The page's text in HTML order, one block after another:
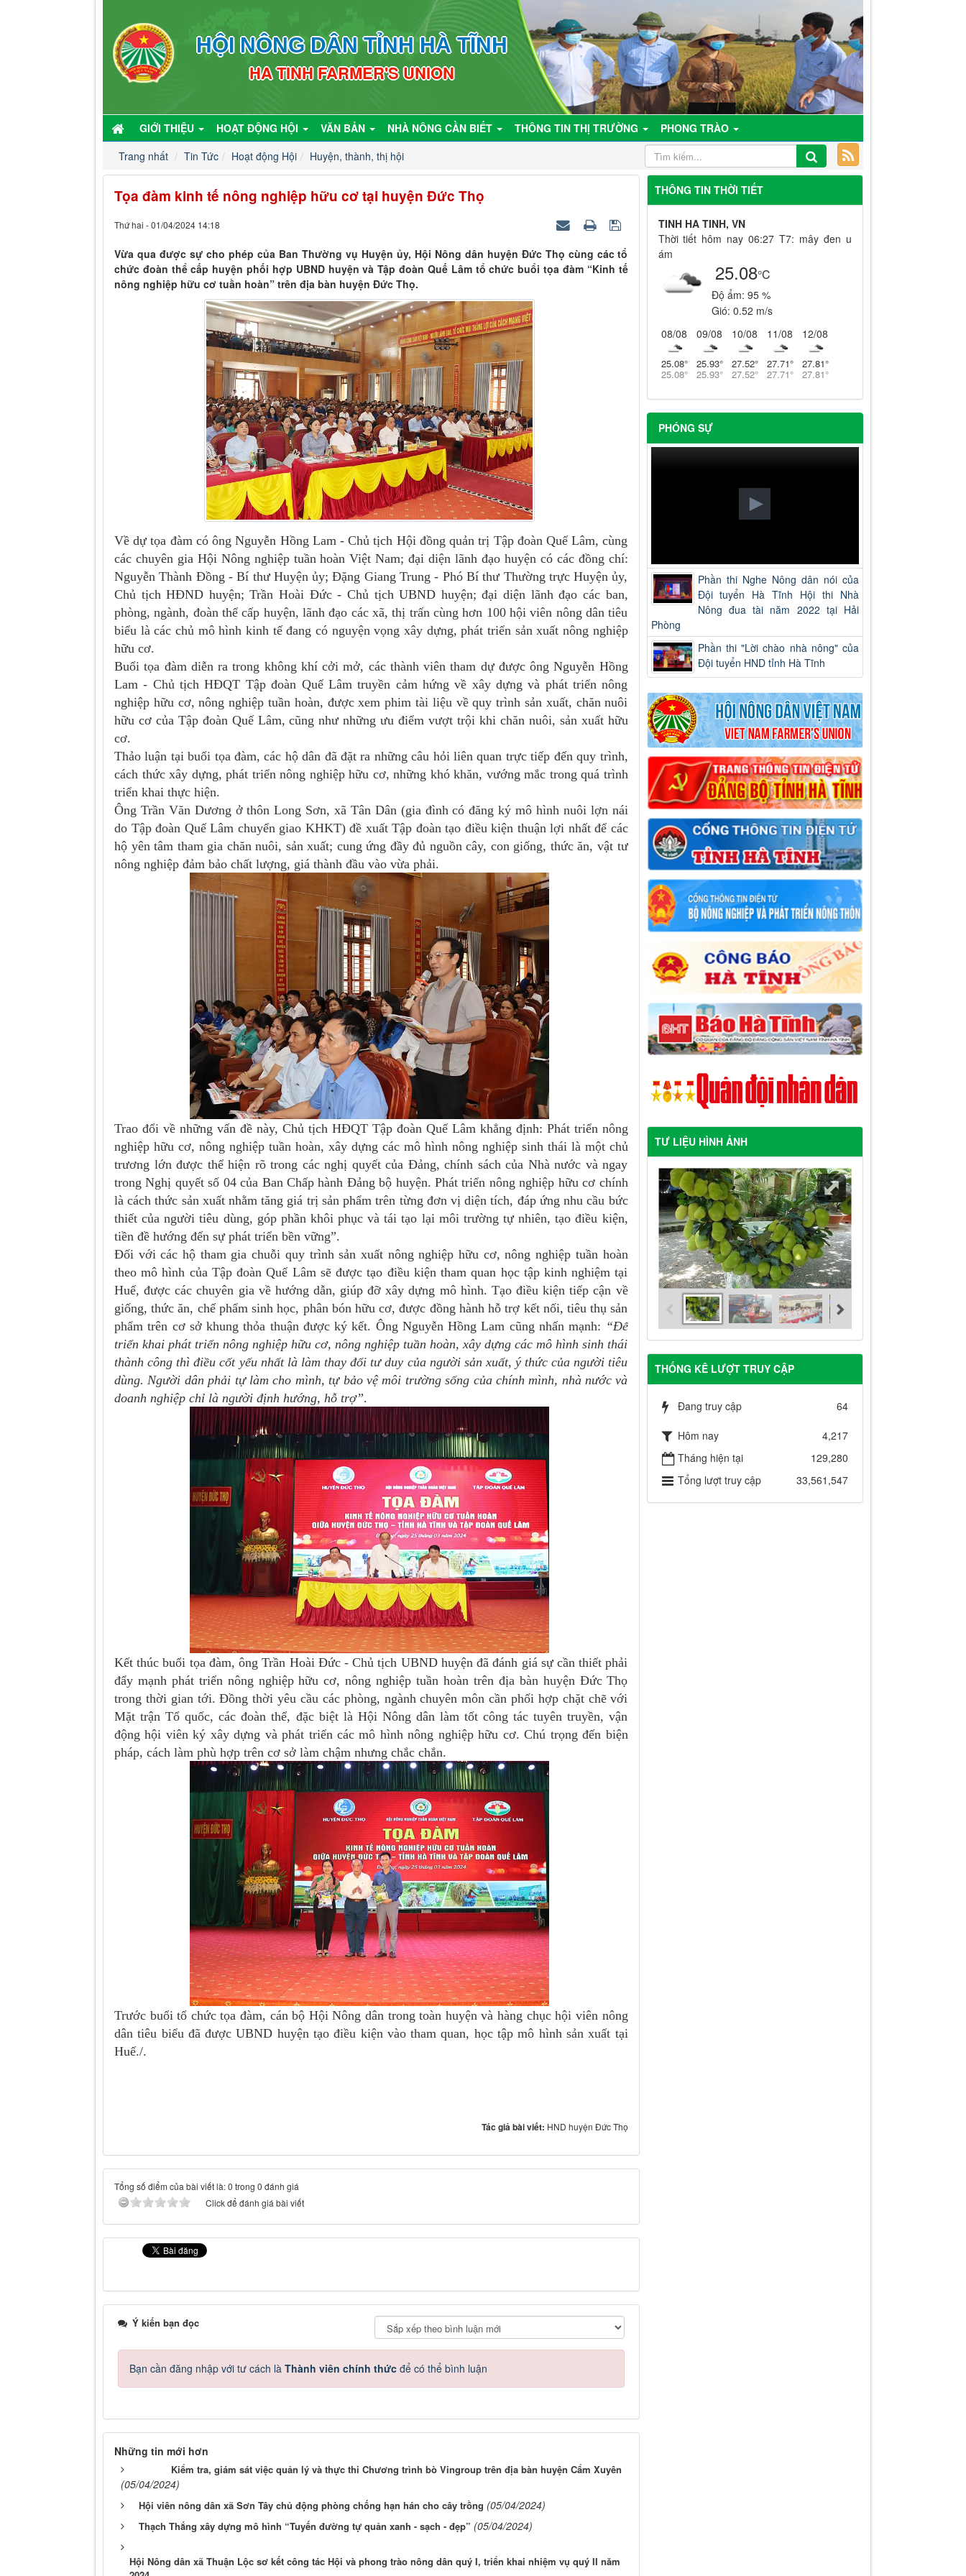
HỘI NÔNG DÂN TỈNH HÀ TĨNH
HA TINH FARMER'S UNION
GIỚI THIỆU HOẠT ĐỘNG HỘI VĂN BẢN NHÀ NÔNG CẦN BIẾT THÔNG TIN THỊ TRƯỜNG
PHONG TRÀO
Trang nhất
Tin Tức Hoạt động Hội Huyện, thành, thị hội
Tọa đàm kinh tế nông nghiệp hữu cơ tại huyện Đức Thọ
Thứ hai - 01/04/2024 14:18
Vừa qua được sự cho phép của Ban Thường vụ Huyện ủy, Hội Nông dân huyện Đức Thọ cùng các tổ
chức đoàn thể cấp huyện phối hợp UBND huyện và Tập đoàn Quế Lâm tổ chức buổi tọa đàm “Kinh tế
nông nghiệp hữu cơ tuần hoàn” trên địa bàn huyện Đức Thọ.
Về dự tọa đàm có ông Nguyễn Hồng Lam - Chủ tịch Hội đồng quản trị Tập đoàn Quế Lâm, cùng
các chuyên gia Hội Nông nghiệp tuần hoàn Việt Nam; đại diện lãnh đạo huyện có các đồng chí:
Nguyễn Thành Đồng - Bí thư Huyện ủy; Đặng Giang Trung - Phó Bí thư Thường trực Huyện ủy,
Chủ tịch HĐND huyện; Trần Hoài Đức - Chủ tịch UBND huyện; đại diện lãnh đạo các ban,
phòng, ngành, đoàn thể cấp huyện, lãnh đạo các xã, thị trấn cùng hơn 100 hội viên nông dân tiêu
biểu là các chủ mô hình kinh tế đang có nguyện vọng xây dựng, phát triển sản xuất nông nghiệp
hữu cơ.
Buổi tọa đàm diễn ra trong không khí cởi mở, các thành viên tham dự được ông Nguyễn Hồng
Lam - Chủ tịch HĐQT Tập đoàn Quế Lâm truyền cảm hứng về xây dựng và phát triển nông
nghiệp hữu cơ, nông nghiệp tuần hoàn, được xem phim tài liệu về quy trình sản xuất, chăn nuôi
hữu cơ của Tập đoàn Quế Lâm, cũng như những ưu điểm vượt trội khi chăn nuôi, sản xuất hữu
cơ.
Thảo luận tại buổi tọa đàm, các hộ dân đã đặt ra những câu hỏi liên quan trực tiếp đến quy trình,
cách thức xây dựng, phát triển nông nghiệp hữu cơ, những khó khăn, vướng mắc trong quá trình
triển khai thực hiện.
Ông Trần Văn Dương ở thôn Long Sơn, xã Tân Dân (gia đình có đăng ký mô hình nuôi lợn nái
do Tập đoàn Quế Lâm chuyển giao KHKT) đề xuất Tập đoàn tạo điều kiện thuận lợi nhất để các
hộ yên tâm tham gia chăn nuôi, sản xuất; cung ứng đầy đủ nguồn cây, con giống, thức ăn, vật tư
nông nghiệp đảm bảo chất lượng, giá thành đầu vào vừa phải.
Trao đổi về những vấn đề này, Chủ tịch HĐQT Tập đoàn Quế Lâm khẳng định: Phát triển nông
nghiệp hữu cơ, nông nghiệp tuần hoàn, xây dựng các mô hình nông nghiệp sinh thái là một chủ
trương lớn được thể hiện rõ trong các nghị quyết của Đảng, chính sách của Nhà nước và ngay
trong Nghị quyết số 04 của Ban Chấp hành Đảng bộ huyện. Phát triển nông nghiệp hữu cơ chính
là cách thức sản xuất nhằm tăng giá trị sản phẩm trên từng đơn vị diện tích, đáp ứng nhu cầu bức
thiết của người tiêu dùng, góp phần khôi phục và tái tạo lại môi trường tự nhiên, tạo điều kiện,
tiền đề hướng đến sự phát triển bền vững”.
Đối với các hộ tham gia chuỗi quy trình sản xuất nông nghiệp hữu cơ, nông nghiệp tuần hoàn
theo mô hình của Tập đoàn Quế Lâm sẽ được tạo điều kiện tham quan học tập kinh nghiệm tại
Huế, được các chuyên gia về hướng dẫn, giúp đỡ xây dựng mô hình. Tạo điều kiện tiếp cận về
giống, thức ăn, chế phẩm sinh học, phân bón hữu cơ, được đồng hành hỗ trợ kết nối, tiêu thụ sản
phẩm trên cơ sở khung thỏa thuận được ký kết. Ông Nguyễn Hồng Lam cũng nhấn mạnh: “Để
triển khai phát triển nông nghiệp hữu cơ, nông nghiệp tuần hoàn, xây dựng các mô hình sinh thái
thành công thì điều cốt yếu nhất là làm thay đổi tư duy của người sản xuất, ý thức của người tiêu
dùng. Người dân phải tự làm cho mình, tự bảo vệ môi trường sống của chính mình, nhà nước và
doanh nghiệp chỉ là người định hướng, hỗ trợ”.
Kết thúc buổi tọa đàm, ông Trần Hoài Đức - Chủ tịch UBND huyện đã đánh giá sự cần thiết phải
đẩy mạnh phát triển nông nghiệp hữu cơ, nông nghiệp tuần hoàn trên địa bàn huyện Đức Thọ
trong thời gian tới. Đồng thời yêu cầu các phòng, ngành chuyên môn cần phối hợp chặt chẽ với
Mặt trận Tổ quốc, các đoàn thể, đặc biệt là Hội Nông dân làm tốt công tác tuyên truyền, vận
động hội viên ký xây dựng và phát triển các mô hình nông nghiệp hữu cơ. Chú trọng đến biện
pháp, cách làm phù hợp trên cơ sở làm chậm nhưng chắc chắn.
Trước buổi tổ chức tọa đàm, cán bộ Hội Nông dân trong toàn huyện và hàng chục hội viên nông
dân tiêu biểu đã được UBND huyện tạo điều kiện vào tham quan, học tập mô hình sản xuất tại
Huế./.
Tác giả bài viết: HND huyện Đức Thọ
Tổng số điểm của bài viết là: 0 trong 0 đánh giá
Click để đánh giá bài viết
Ý kiến bạn đọc
Bạn cần đăng nhập với tư cách là Thành viên chính thức để có thể bình luận
Những tin mới hơn
Kiểm tra, giám sát việc quản lý và thực thi Chương trình bò Vingroup trên địa bàn huyện Cẩm Xuyên
(05/04/2024)
Hội viên nông dân xã Sơn Tây chủ động phòng chống hạn hán cho cây trồng (05/04/2024)
Thạch Thắng xây dựng mô hình “Tuyến đường tự quản xanh - sạch - đẹp” (05/04/2024)
Hội Nông dân xã Thuận Lộc sơ kết công tác Hội và phong trào nông dân quý I, triển khai nhiệm vụ quý II năm
THÔNG TIN THỜI TIẾT
TINH HA TINH, VN
Thời tiết hôm nay 06:27 T7: mây đen u
ám
25.08°C
Độ ẩm: 95 %
Gió: 0.52 m/s
08/08
25.08°
25.08°
09/08
25.93°
25.93°
10/08
27.52°
27.52°
11/08
27.71°
27.71°
12/08
27.81°
27.81°
PHÓNG SỰ
Phần thi Nghe Nông dân nói của
Đội tuyển Hà Tĩnh Hội thi Nhà
Nông đua tài năm 2022 tại Hải
Phòng
Phần thi "Lời chào nhà nông" của
Đội tuyển HND tỉnh Hà Tĩnh
TƯ LIỆU HÌNH ẢNH
THỐNG KÊ LƯỢT TRUY CẬP
Đang truy cập 64
Hôm nay
4,217
Tháng hiện tại
129,280
Tổng lượt truy cập
33,561,547